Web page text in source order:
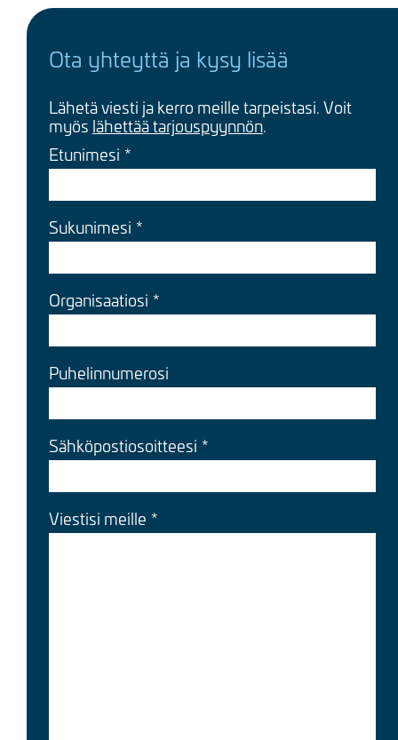
Ota yhteyttä ja kysy lisää
Lähetä viesti ja kerro meille tarpeistasi. Voit
myös lähettää tarjouspyynnön.
Etunimesi
Sukunimesi
Organisaatiosi
Puhelinnumerosi
Sähköpostiosoitteesi
Viestisi meille